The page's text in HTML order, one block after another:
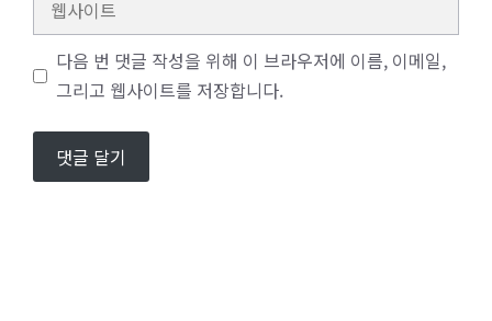
사
트
다음 번 댓글 작성을 위해 이 브라우저에 이름, 이메일,
그리고 웹사이트를 저장합니다.